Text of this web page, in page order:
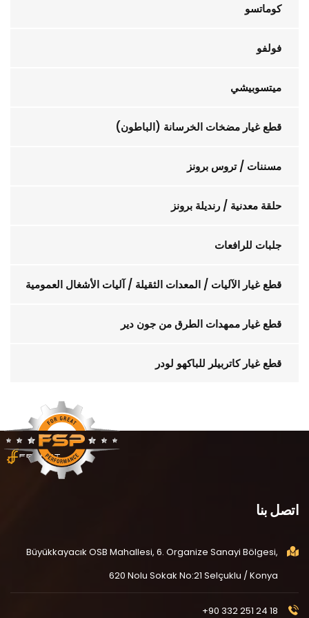
كوماتسو
فولفو
ميتسوبيشي
قطع غيار مضخات الخرسانة (الباطون)
مسننات / تروس برونز
حلقة معدنية / رنديلة برونز
جلبات للرافعات
قطع غيار الآليات / المعدات الثقيلة / آليات الأشغال العمومية
قطع غيار ممهدات الطرق من جون دير
قطع غيار كاتربيلر للباكهو لودر
اتصل بنا
Büyükkayacık OSB Mahallesi, 6. Organize Sanayi Bölgesi,
620 Nolu Sokak No:21 Selçuklu / Konya
+90 332 251 24 18